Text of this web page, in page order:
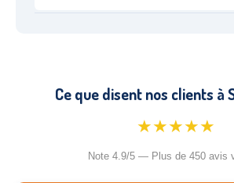
Ce que disent nos clients à
★★★★★
Note 4.9/5 — Plus de 450 avis